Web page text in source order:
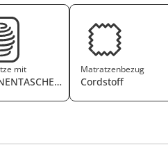
mit Matratzenbezug
Cordstoff